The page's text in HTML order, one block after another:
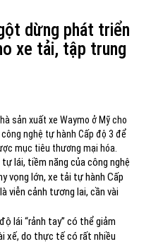
dừng phát triển
xe tải, tập trung
sản xuất xe Waymo ở Mỹ cho
nghệ tự hành Cấp độ 3 để
mục tiêu thương mại hóa.
lái, tiềm năng của công nghệ
vọng lớn, xe tải tự hành Cấp
viễn cảnh tương lai, cần vài
lái “rảnh tay” có thể giảm
xế, do thực tế có rất nhiều